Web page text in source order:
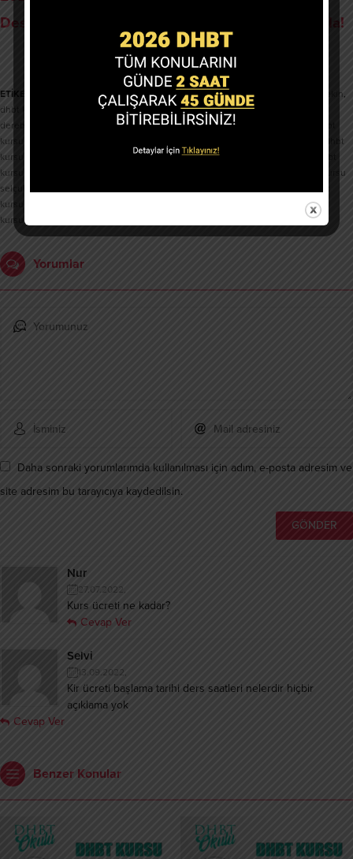
Destekli Eğitim Paketimiz Mümkün! Nasıl Mı? Tıkla!
ETİKETLER: ,dhbt kursu ahırlı ,dhbt kursu akşehir dhbt kursu altınekin,
dhbt kursu beyşehir
dhbt kursu çeltik dhbt kursu cihanbeyli
derebucak
dhbt kursu doğanhisar,dhbt kursu emirgazi,
kursu güneysınır
dhbt
kursu ılgın
dhbt kursu kadınhanı , dhbt kursu karapınar
kursu konya
dhbt kursu
selçuklu
kursu yalıhüyük
dhbt
kursuçumra
Yorumlar
Daha sonraki yorumlarımda kullanılması için adım, e-posta adresim ve
site adresim bu tarayıcıya kaydedilsin.
Nur
27.07.2022,
Kurs ücreti ne kadar?
Cevap Ver
Selvi
13.09.2022,
Kir ücreti başlama tarihi ders saatleri nelerdir hiçbir
açıklama yok
Cevap Ver
Benzer Konular